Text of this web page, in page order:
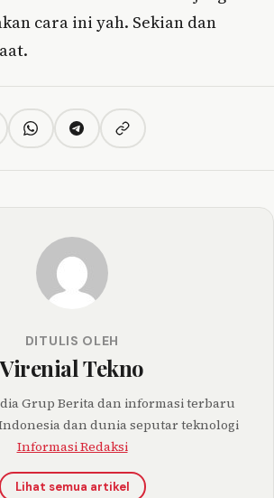
cara ini yah. Sekian dan
X
WhatsAppTelegramCopy link
DITULIS OLEH
Virenial Tekno
Grup Berita dan informasi terbaru
dan dunia seputar teknologi
Informasi Redaksi
Lihat semua artikel